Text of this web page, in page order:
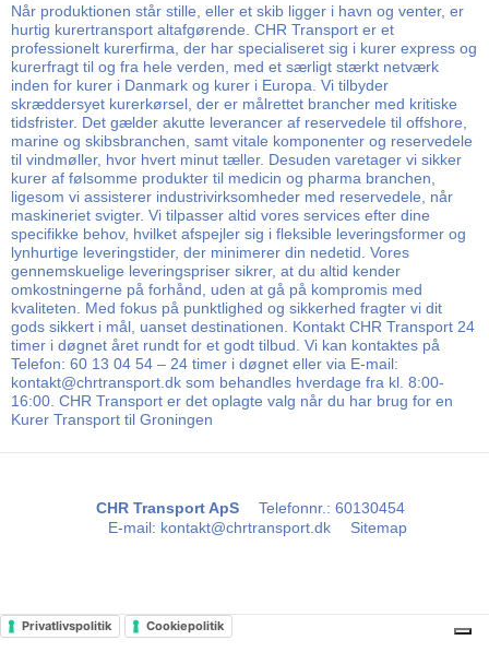
Når produktionen står stille, eller et skib ligger i havn og venter, er
hurtig kurertransport altafgørende. CHR Transport er et
professionelt kurerfirma, der har specialiseret sig i kurer express og
kurerfragt til og fra hele verden, med et særligt stærkt netværk
inden for kurer i Danmark og kurer i Europa. Vi tilbyder
skræddersyet kurerkørsel, der er målrettet brancher med kritiske
tidsfrister. Det gælder akutte leverancer af reservedele til offshore,
marine og skibsbranchen, samt vitale komponenter og reservedele
til vindmøller, hvor hvert minut tæller. Desuden varetager vi sikker
kurer af følsomme produkter til medicin og pharma branchen,
ligesom vi assisterer industrivirksomheder med reservedele, når
maskineriet svigter. Vi tilpasser altid vores services efter dine
specifikke behov, hvilket afspejler sig i fleksible leveringsformer og
lynhurtige leveringstider, der minimerer din nedetid. Vores
gennemskuelige leveringspriser sikrer, at du altid kender
omkostningerne på forhånd, uden at gå på kompromis med
kvaliteten. Med fokus på punktlighed og sikkerhed fragter vi dit
gods sikkert i mål, uanset destinationen. Kontakt CHR Transport 24
timer i døgnet året rundt for et godt tilbud. Vi kan kontaktes på
Telefon: 60 13 04 54 – 24 timer i døgnet eller via E-mail:
kontakt@chrtransport.dk som behandles hverdage fra kl. 8:00-
16:00. CHR Transport er det oplagte valg når du har brug for en
Kurer Transport til Groningen
CHR Transport ApS Telefonnr.: 60130454
E-mail: kontakt@chrtransport.dk Sitemap
Privatlivspolitik Cookiepolitik